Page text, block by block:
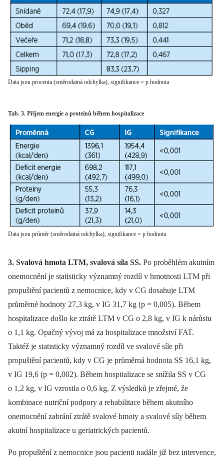
Data jsou procenta (směrodatná odchylka), signifikance = p hodnota
Tab. 3. Příjem energie a proteinů během hospitalizace
Data jsou průměr (směrodatná odchylka), signifikance = p hodnota
3. Svalová hmota LTM, svalová síla SS. Po proběhlém akutním
onemocnění je statisticky významný rozdíl v hmotnosti LTM při
propuštění pacientů z nemocnice, kdy v CG dosahuje LTM
průměrné hodnoty 27,3 kg, v IG 31,7 kg (p = 0,005). Během
hospitalizace došlo ke ztrátě LTM v CG o 2,8 kg, v IG k nárůstu
o 1,1 kg. Opačný vývoj má za hospitalizace množství FAT.
Taktéž je statisticky významný rozdíl ve svalové síle při
propuštění pacientů, kdy v CG je průměrná hodnota SS 16,1 kg,
v IG 19,6 (p = 0,002). Během hospitalizace se snížila SS v CG
o 1,2 kg, v IG vzrostla o 0,6 kg. Z výsledků je zřejmé, že
kombinace nutriční podpory a rehabilitace během akutního
onemocnění zabrání ztrátě svalové hmoty a svalové síly během
akutní hospitalizace u geriatrických pacientů.
Po propuštění z nemocnice jsou pacienti nadále již bez intervence,